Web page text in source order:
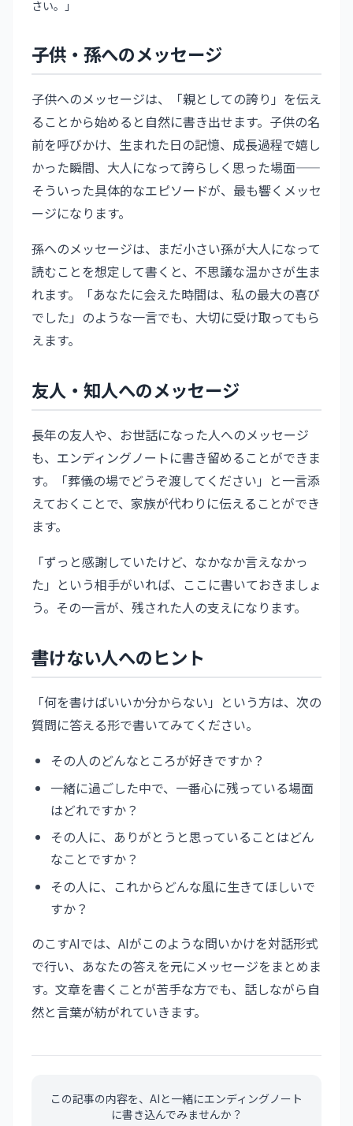
さい。」
子供・孫へのメッセージ
子供へのメッセージは、「親としての誇り」を伝え
ることから始めると自然に書き出せます。子供の名
前を呼びかけ、生まれた日の記憶、成長過程で嬉し
かった瞬間、大人になって誇らしく思った場面——
そういった具体的なエピソードが、最も響くメッセ
ージになります。
孫へのメッセージは、まだ小さい孫が大人になって
読むことを想定して書くと、不思議な温かさが生ま
れます。「あなたに会えた時間は、私の最大の喜び
でした」のような一言でも、大切に受け取ってもら
えます。
友人・知人へのメッセージ
長年の友人や、お世話になった人へのメッセージ
も、エンディングノートに書き留めることができま
す。「葬儀の場でどうぞ渡してください」と一言添
えておくことで、家族が代わりに伝えることができ
ます。
「ずっと感謝していたけど、なかなか言えなかっ
た」という相手がいれば、ここに書いておきましょ
う。その一言が、残された人の支えになります。
書けない人へのヒント
「何を書けばいいか分からない」という方は、次の
質問に答える形で書いてみてください。
その人のどんなところが好きですか？
一緒に過ごした中で、一番心に残っている場面
はどれですか？
その人に、ありがとうと思っていることはどん
なことですか？
その人に、これからどんな風に生きてほしいで
すか？
のこすAIでは、AIがこのような問いかけを対話形式
で行い、あなたの答えを元にメッセージをまとめま
す。文章を書くことが苦手な方でも、話しながら自
然と言葉が紡がれていきます。
この記事の内容を、AIと一緒にエンディングノート
に書き込んでみませんか？